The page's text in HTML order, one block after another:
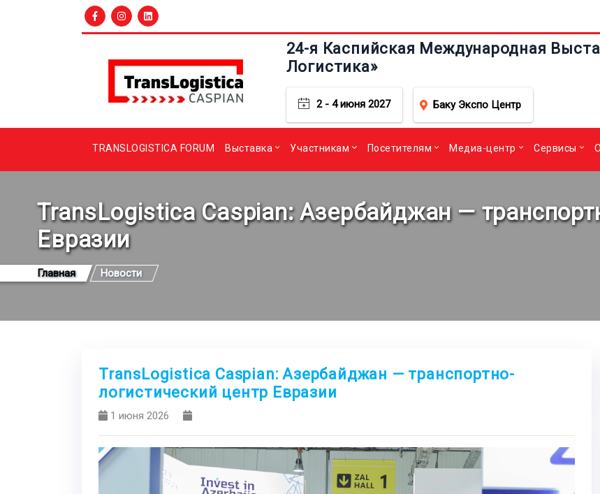
24-я Каспийская Международная
Логистика»
2 - 4 июня 2027 Баку Экспо Центр
TRANSLOGISTICA FORUM Выставка Участникам Посетителям Медиа-центр Сервисы
TransLogistica Caspian: Азербайджан —
Евразии
Главная Новости
TransLogistica Caspian: Азербайджан — транспортно-
логистический центр Евразии
1 июня 2026